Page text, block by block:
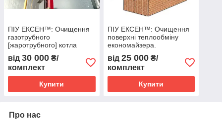
ПІУ ЕКСЕН™: Очищення
газотрубного
[жаротрубного] котла
від 30 000 ₴/
комплект
Купити
ПІУ ЕКСЕН™: Очищення
поверхні теплообміну
економайзера.
від 25 000₴/
комплект
Купити
Про нас